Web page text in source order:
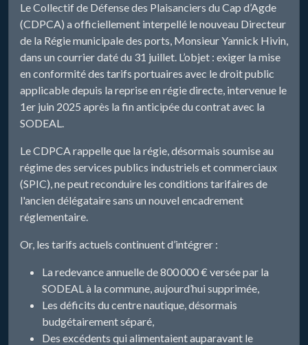
Le Collectif de Défense des Plaisanciers du Cap d’Agde
(CDPCA) a officiellement interpellé le nouveau Directeur
de la Régie municipale des ports, Monsieur Yannick Hivin,
dans un courrier daté du 31 juillet. L’objet : exiger la mise
en conformité des tarifs portuaires avec le droit public
applicable depuis la reprise en régie directe, intervenue le
1er juin 2025 après la fin anticipée du contrat avec la
SODEAL.
Le CDPCA rappelle que la régie, désormais soumise au
régime des services publics industriels et commerciaux
(SPIC), ne peut reconduire les conditions tarifaires de
l'ancien délégataire sans un nouvel encadrement
réglementaire.
Or, les tarifs actuels continuent d’intégrer :
La redevance annuelle de 800 000 € versée par la
SODEAL à la commune, aujourd’hui supprimée,
Les déficits du centre nautique, désormais
budgétairement séparé,
Des excédents qui alimentaient auparavant le